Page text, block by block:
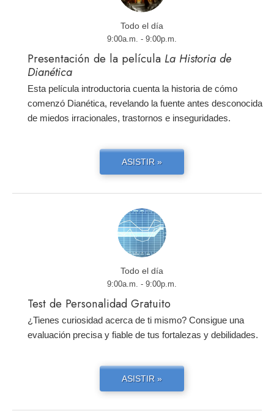
Todo el día
9:00a.m. - 9:00p.m.
Presentación de la película La Historia de
Dianética
Esta película introductoria cuenta la historia de cómo
comenzó Dianética, revelando la fuente antes desconocida
de miedos irracionales, trastornos e inseguridades.
ASISTIR »
Todo el día
9:00a.m. - 9:00p.m.
Test de Personalidad Gratuito
¿Tienes curiosidad acerca de ti mismo? Consigue una
evaluación precisa y fiable de tus fortalezas y debilidades.
ASISTIR »